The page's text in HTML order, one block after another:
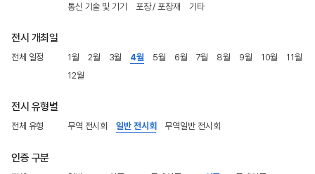
통신 기술 및 기기
포장 / 포장재 기타
전시 개최일
전체 일정 1월 2월 3월 4월 5월 6월 7월 8월 9월 10월
11월
12월
전시 유형별
전체 유형 무역 전시회 일반 전시회 무역일반 전시회
인증 구분